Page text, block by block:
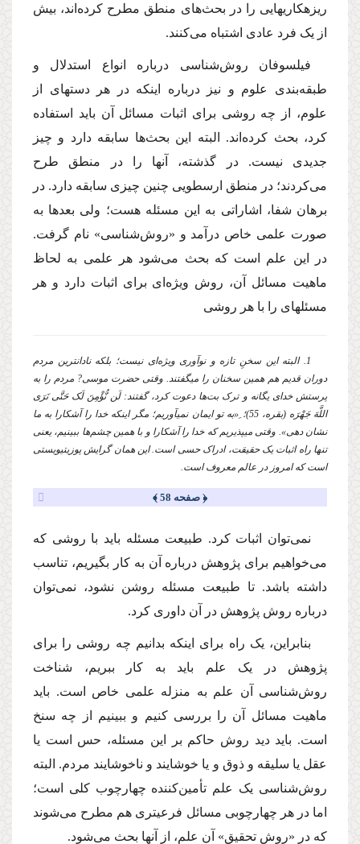
ریزه‏کاری­هایی را در بحث‌های منطق مطرح کرده‌اند، بیش
از یک فرد عادی اشتباه می‌کنند.
فیلسوفان روش‌شناسی درباره انواع استدلال و
طبقه‌بندی علوم و نیز درباره اینکه در هر دسته‏ای از
علوم، از چه روشی برای اثبات مسائل آن باید استفاده
کرد، بحث کرده‌اند. البته این بحث‌ها سابقه دارد و چیز
جدیدی نیست. در گذشته، آنها را در منطق طرح
می‌کردند؛ در منطق ارسطویی چنین چیزی سابقه دارد. در
برهان شفا، اشاراتی به این مسئله هست؛ ولی بعدها به
صورت علمی خاص درآمد و «روش‌شناسی» نام گرفت.
در این علم است که بحث می‌شود هر علمی به لحاظ
ماهیت مسائل آن، روش ویژه‌ای برای اثبات دارد و هر
مسئله­ای را با هر روشی
1. البته این سخنِ تازه و نوآوری ویژه‌ای نیست؛ بلکه نادان‏ترین مردم
دوران قدیم هم همین سخنان را می‏گفتند. وقتی حضرت موسی? مردم را به
پرستش خدای یگانه و ترک بت‌ها دعوت کرد، گفتند: لَن نُّؤْمِنَ لَک حَتَّی نَرَی
اللَّهَ جَهْرَه (بقره، 55)؛ ِ«به تو ایمان نمی­آوریم؛ مگر اینکه خدا را آشکارا به ما
نشان دهی». وقتی می‏پذیریم که خدا را آشکارا و با همین چشم‌ها ببینیم، یعنی
تنها راه اثبات یک حقیقت، ادراک حسی است. این همان گرایش پوزیتیویستی
است که امروز در عالم معروف است.
﴿ صفحه 58 ﴾
نمی‌توان اثبات کرد. طبیعت مسئله باید با روشی که
می‌خواهیم برای پژوهش درباره آن به کار بگیریم، تناسب
داشته باشد. تا طبیعت مسئله روشن نشود، نمی‌توان
درباره روش پژوهش در آن داوری کرد.
بنابراین، یک راه برای اینکه بدانیم چه روشی را برای
پژوهش در یک علم باید به کار ببریم، شناخت
روش‌شناسی آن علم به منزله علمی خاص است. باید
ماهیت مسائل آن را بررسی کنیم و ببینیم از چه سنخ
است. باید دید روش حاکم بر این مسئله، حس است یا
عقل یا سلیقه و ذوق و یا خوشایند و ناخوشایند مردم. البته
روش‌شناسی یک علم تأمین‌کننده چهارچوب کلی است؛
اما در هر چهارچوبی مسائل فرعی‏تری هم مطرح می‌شوند
که در «روش تحقیق» آن علم، از آنها بحث می‌شود.